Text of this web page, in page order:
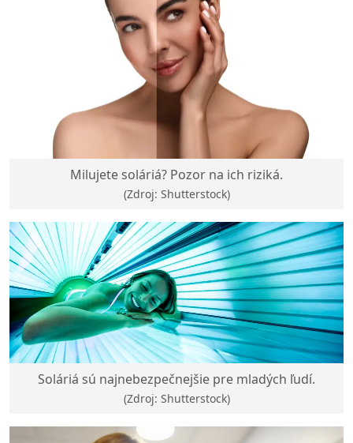
Milujete soláriá? Pozor na ich riziká.
(Zdroj: Shutterstock)
Soláriá sú najnebezpečnejšie pre mladých ľudí.
(Zdroj: Shutterstock)